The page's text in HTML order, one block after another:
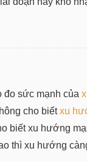
đo sức mạnh của
cho biếtxu
biết xu hướng
thì xu hướng